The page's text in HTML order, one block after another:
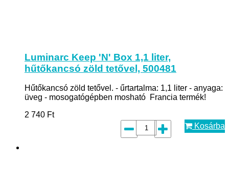
Luminarc Keep 'N' Box 1,1 liter,
hűtőkancsó zöld tetővel, 500481
Hűtőkancsó zöld tetővel. - űrtartalma: 1,1 liter - anyaga:
üveg - mosogatógépben mosható Francia termék!
2 740 Ft
Kosárba